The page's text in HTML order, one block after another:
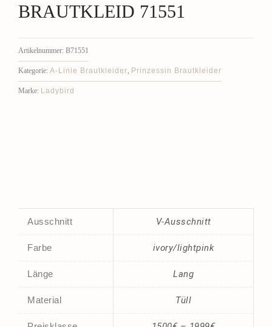
BRAUTKLEID 71551
Artikelnummer: B71551
Kategorie: A-Linie Brautkleider, Prinzessin Brautkleider
Marke: Ladybird
Ausschnitt V-Ausschnitt
Farbe ivory/lightpink
Länge Lang
Material Tüll